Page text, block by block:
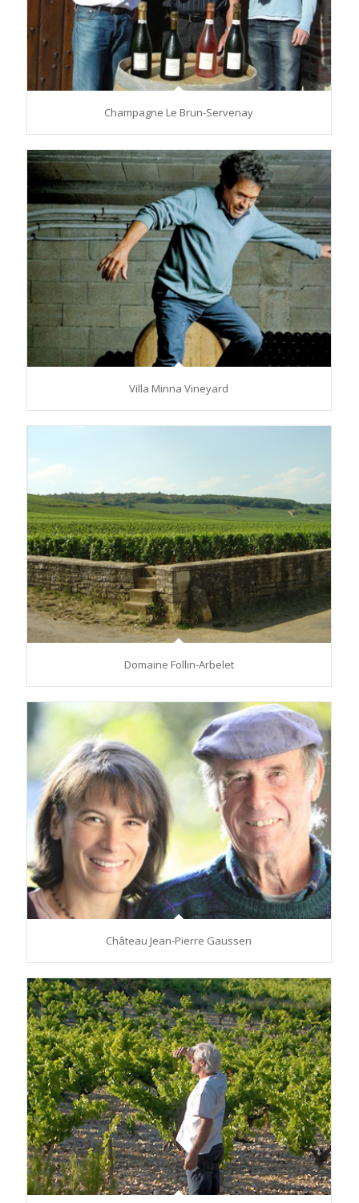
Champagne Le Brun-Servenay
Villa Minna Vineyard
Domaine Follin-Arbelet
Château Jean-Pierre Gaussen